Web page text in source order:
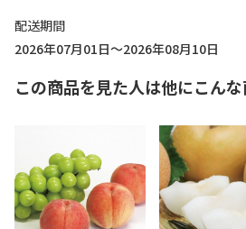
配送期間
2026年07月01日～2026年08月10日
この商品を見た人は他にこん